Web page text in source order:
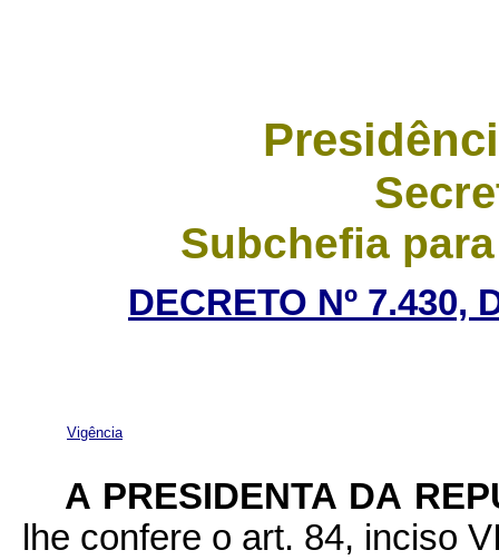
Subchefia
DECRETO Nº 7.430,
Vigência
A PRESIDENTA DA
lhe confere o art. 84, inciso